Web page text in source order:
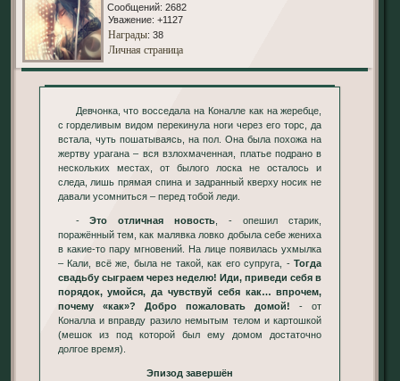
Сообщений: 2682
Уважение: +1127
Награды: 38
Личная страница
Девчонка, что восседала на Коналле как на жеребце,
с горделивым видом перекинула ноги через его торс, да
встала, чуть пошатываясь, на пол. Она была похожа на
жертву урагана – вся взлохмаченная, платье подрано в
нескольких местах, от былого лоска не осталось и
следа, лишь прямая спина и задранный кверху носик не
давали усомниться – перед тобой леди.
-Это отличная новость , - опешил старик,
поражённый тем, как малявка ловко добыла себе жениха
в какие-то пару мгновений. На лице появилась ухмылка
– Кали, всё же, была не такой, как его супруга, -Тогда
свадьбу сыграем через неделю! Иди, приведи себя в
порядок, умойся, да чувствуй себя как… впрочем,
почему «как»? Добро пожаловать домой! - от
Коналла и вправду разило немытым телом и картошкой
(мешок из под которой был ему домом достаточно
долгое время).
Эпизод завершён